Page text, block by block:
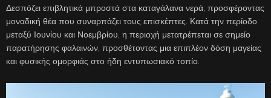
Δεσπόζει επιβλητικά μπροστά στα καταγάλανα νερά, προσφέροντας
μοναδική θέα που συναρπάζει τους επισκέπτες. Κατά την περίοδο
μεταξύ Ιουνίου και Νοεμβρίου, η περιοχή μετατρέπεται σε σημείο
παρατήρησης φαλαινών, προσθέτοντας μια επιπλέον δόση μαγείας
και φυσικής ομορφιάς στο ήδη εντυπωσιακό τοπίο.